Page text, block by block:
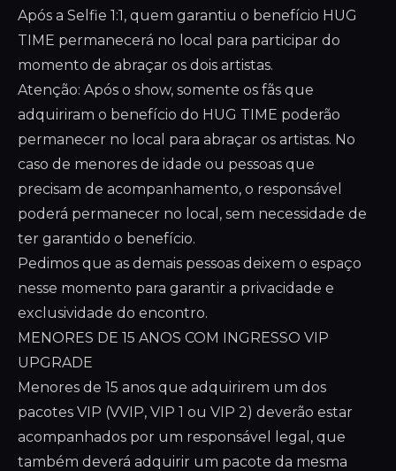
Após a Selfie 1:1, quem garantiu o benefício HUG
TIME permanecerá no local para participar do
momento de abraçar os dois artistas.
Atenção: Após o show, somente os fãs que
adquiriram o benefício do HUG TIME poderão
permanecer no local para abraçar os artistas. No
caso de menores de idade ou pessoas que
precisam de acompanhamento, o responsável
poderá permanecer no local, sem necessidade de
ter garantido o benefício.
Pedimos que as demais pessoas deixem o espaço
nesse momento para garantir a privacidade e
exclusividade do encontro.
MENORES DE 15 ANOS COM INGRESSO VIP
UPGRADE
Menores de 15 anos que adquirirem um dos
pacotes VIP (VVIP, VIP 1 ou VIP 2) deverão estar
acompanhados por um responsável legal, que
também deverá adquirir um pacote da mesma